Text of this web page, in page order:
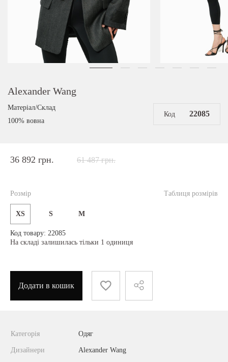
Alexander Wang
Матеріал/Склад
100% вовна
Код 22085
36 892 грн. 61 487 грн.
Таблиця розмірів
Розмір
XS S M
Код товару: 22085
На складі залишилась тільки 1 одиниця
Додати в кошик
Категорія Одяг
Дизайнери Alexander Wang